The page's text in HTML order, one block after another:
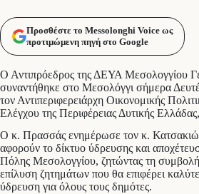
Προσθέστε το Messolonghi Voice ως
προτιμώμενη πηγή στο Google
Ο Αντιπρόεδρος της ΔΕΥΑ Μεσολογγίου
συναντήθηκε στο Μεσολόγγι σήμερα
τον Αντιπεριφερειάρχη Οικονομικής
Ελέγχου της Περιφέρειας Δυτικής
Ο κ. Πρασσάς ενημέρωσε τον κ.
αφορούν το δίκτυο ύδρευσης και
Πόλης Μεσολογγίου, ζητώντας τη συμβολή
επίλυση ζητημάτων που θα επιφέρει
ύδρευση για όλους τους δημότες.